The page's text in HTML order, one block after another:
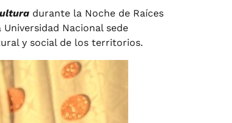
durante la Noche de Raíces
Nacional sede
y social de los territorios.